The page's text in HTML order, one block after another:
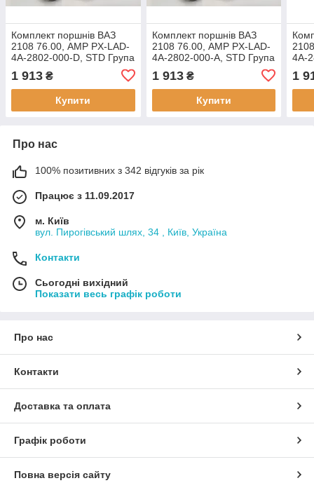
Комплект поршнів ВАЗ
2108 76.00, AMP PX-LAD-
4A-2802-000-D, STD Група
1 913 ₴
Купити
Комплект поршнів ВАЗ
2108 76.00, AMP PX-LAD-
4A-2802-000-A, STD Група
1 913₴
Купити
4A-
1
Про нас
100% позитивних з 342 відгуків за рік
Працює з 11.09.2017
м. Київ
вул. Пирогівський шлях, 34 , Київ, Україна
Контакти
Сьогодні вихідний
Показати весь графік роботи
Про нас
Контакти
Доставка та оплата
Графік роботи
Повна версія сайту